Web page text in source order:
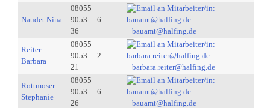
Naudet Nina
08055
9053-
36
6
bauamt@halfing.de
Reiter
Barbara
08055
9053-
21
2
barbara.reiter@halfing.de
Rottmoser
Stephanie
08055
9053-
26
6
bauamt@halfing.de